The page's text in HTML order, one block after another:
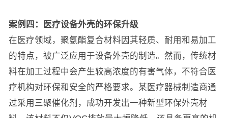
案例四：医疗设备外壳的环保升级
在医疗领域，聚氨酯复合材料因其轻质、耐用和易加工
的特点，被广泛应用于设备外壳的制造。然而，传统材
料在加工过程中会产生较高浓度的有害气体，不符合医
疗机构对环保和安全的严格要求。某医疗器械制造商通
过采用三聚催化剂，成功开发出一种新型环保外壳材